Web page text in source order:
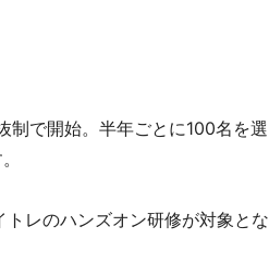
制で開始。半年ごとに100名を選
レのハンズオン研修が対象とな